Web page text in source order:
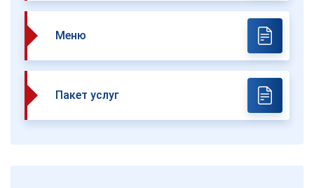
Меню
Пакет услуг